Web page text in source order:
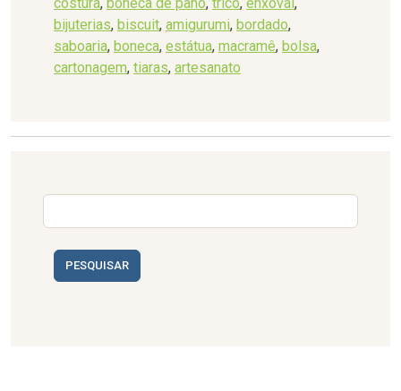
bijuterias, biscuit, amigurumi, bordado,
saboaria, boneca, estátua, macramê, bolsa,
cartonagem, tiaras, artesanato
PESQUISAR